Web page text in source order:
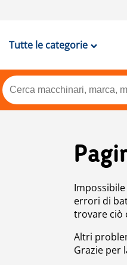
Tutte le categorie
errori di
trovare ciò
Altri
Grazie per